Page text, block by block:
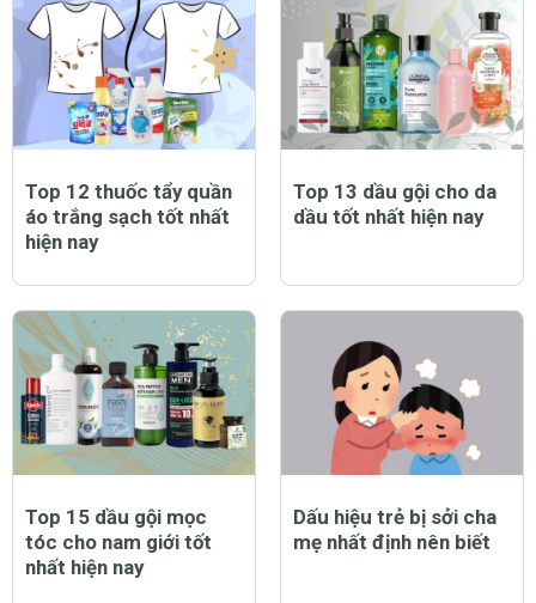
Top 12 thuốc tẩy quần
áo trắng sạch tốt nhất
hiện nay
Top 13 dầu gội cho da
dầu tốt nhất hiện nay
Top 15 dầu gội mọc
tóc cho nam giới tốt
nhất hiện nay
Dấu hiệu trẻ bị sởi cha
mẹ nhất định nên biết